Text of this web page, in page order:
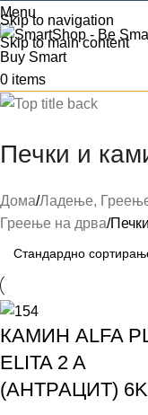
Skip to navigation
Skip to main content
Menu
0 items
Печки и
Дома Ладење,
Греење на дрва
КАМИН ALFA
ELITA 2 A
(АНТРАЦИТ)